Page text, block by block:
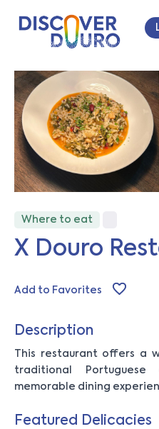
Where to eat
X Douro
Add to Favorites
Description
This restaurant offers a
traditional
memorable dining
Featured Delicacies